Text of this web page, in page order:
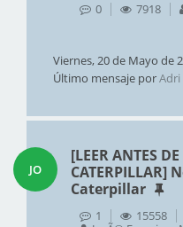
0 7918
Viernes, 20 de Mayo de
Último mensaje porAdri
JO
[LEER ANTES
CATERPILLAR]
Caterpillar
1
15558